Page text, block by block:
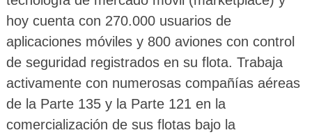
hoy cuenta con 270.000 usuarios de
aplicaciones móviles y 800 aviones con control
de seguridad registrados en su flota. Trabaja
activamente con numerosas compañías aéreas
de la Parte 135 y la Parte 121 en la
comercialización de sus flotas bajo la